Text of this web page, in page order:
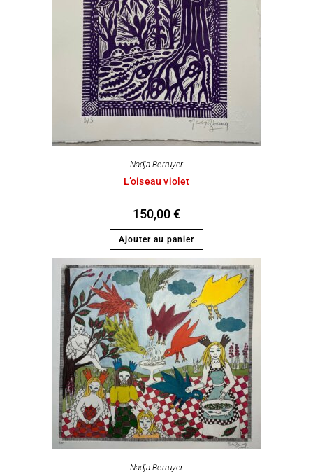
Nadja Berruyer
L’oiseau violet
150,00€
Ajouter au panier
Nadja Berruyer